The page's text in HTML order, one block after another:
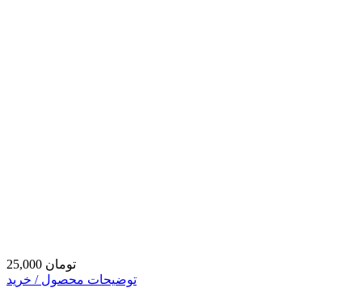
25,000 تومان
توضیحات محصول / خرید